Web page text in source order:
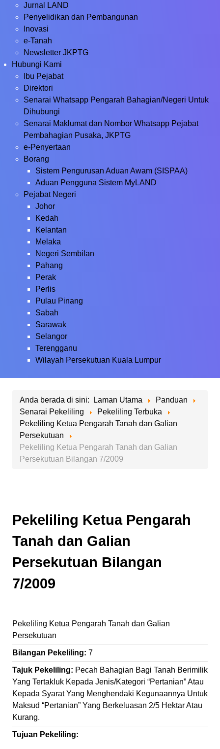
Jurnal LAND
Penyelidikan dan Pembangunan
Inovasi
e-Tanah
Newsletter JKPTG
Hubungi Kami
Ibu Pejabat
Direktori
Senarai Whatsapp Pengarah Bahagian/Negeri Untuk
Dihubungi
Senarai Maklumat dan Nombor Whatsapp Pejabat
Pembahagian Pusaka, JKPTG
e-Penyertaan
Borang
Sistem Pengurusan Aduan Awam (SISPAA)
Aduan Pengguna Sistem MyLAND
Pejabat Negeri
Johor
Kedah
Kelantan
Melaka
Negeri Sembilan
Pahang
Perak
Perlis
Pulau Pinang
Sabah
Sarawak
Selangor
Terengganu
Wilayah Persekutuan Kuala Lumpur
Anda berada di sini: Laman Utama
Panduan
Senarai Pekeliling
Pekeliling Terbuka
Pekeliling Ketua Pengarah Tanah dan Galian
Persekutuan
Pekeliling Ketua Pengarah Tanah dan Galian
Persekutuan Bilangan 7/2009
Pekeliling Ketua Pengarah
Tanah dan Galian
Persekutuan Bilangan
7/2009
Pekeliling Ketua Pengarah Tanah dan Galian
Persekutuan
Bilangan Pekeliling: 7
Tajuk Pekeliling: Pecah Bahagian Bagi Tanah Berimilik
Yang Tertakluk Kepada Jenis/Kategori “Pertanian” Atau
Kepada Syarat Yang Menghendaki Kegunaannya Untuk
Maksud “Pertanian” Yang Berkeluasan 2/5 Hektar Atau
Kurang.
Tujuan Pekeliling: